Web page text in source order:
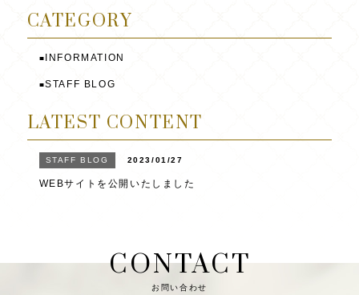
CATEGORY
■ INFORMATION
■STAFF BLOG
LATEST CONTENT
STAFF BLOG 2023/01/27
WEBサイトを公開いたしました
CONTACT
お問い合わせ